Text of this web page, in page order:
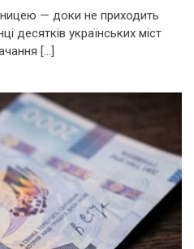
— доки не приходить
десятків українських міст
[…]